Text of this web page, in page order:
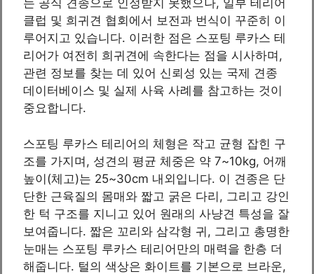
는 공식 견종으로 인정받지 못했으나, 일부 테리어
클럽 및 희귀견 협회에서 보전과 번식이 꾸준히 이
루어지고 있습니다. 이러한 점은 스포팅 루카스 테
리어가 여전히 희귀견에 속한다는 점을 시사하며,
관련 정보를 찾는 데 있어 신뢰성 있는 국제 견종
데이터베이스 및 실제 사육 사례를 참고하는 것이
중요합니다.
스포팅 루카스 테리어의 체형은 작고 균형 잡힌 구
조를 가지며, 성견의 평균 체중은 약 7~10kg, 어깨
높이(체고)는 25~30cm 내외입니다. 이 견종은 단
단한 근육질의 몸매와 짧고 굵은 다리, 그리고 강인
한 턱 구조를 지니고 있어 원래의 사냥견 특성을 잘
보여줍니다. 짧은 꼬리와 삼각형 귀, 그리고 총명한
눈매는 스포팅 루카스 테리어만의 매력을 한층 더
해줍니다. 털의 색상은 화이트를 기본으로 브라운,